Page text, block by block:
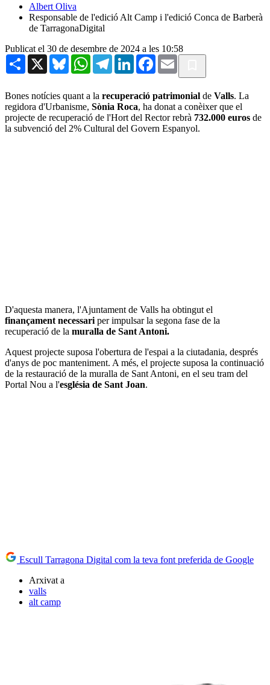
Albert Oliva
Responsable de l'edició Alt Camp i l'edició Conca de Barberà
de TarragonaDigital
Publicat el 30 de desembre de 2024 a les 10:58
Share X BlueskyWhatsAppTelegramLinkedInFacebook
Email
Bones notícies quant a la recuperació patrimonial de Valls. La
regidora d'Urbanisme, Sònia Roca, ha donat a conèixer que el
projecte de recuperació de l'Hort del Rector rebrà 732.000 euros de
la subvenció del 2% Cultural del Govern Espanyol.
D'aquesta manera, l'Ajuntament de Valls ha obtingut el
finançament necessari per impulsar la segona fase de la
recuperació de la muralla de Sant Antoni.
Aquest projecte suposa l'obertura de l'espai a la ciutadania, després
d'anys de poc manteniment. A més, el projecte suposa la continuació
de la restauració de la muralla de Sant Antoni, en el seu tram del
Portal Nou a l'església de Sant Joan.
Escull Tarragona Digital com la teva font preferida de Google
Arxivat a
valls
alt camp